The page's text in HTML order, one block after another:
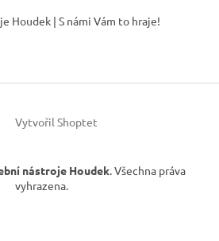
Houdek | S námi Vám to hraje!
Vytvořil Shoptet
nástroje Houdek. Všechna práva
vyhrazena.